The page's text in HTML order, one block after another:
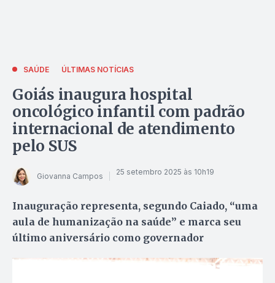
SAÚDE ÚLTIMAS NOTÍCIAS
Goiás inaugura hospital
oncológico infantil com padrão
internacional de atendimento
pelo SUS
Giovanna Campos 25 setembro 2025 às 10h19
Inauguração representa, segundo Caiado, “uma
aula de humanização na saúde” e marca seu
último aniversário como governador